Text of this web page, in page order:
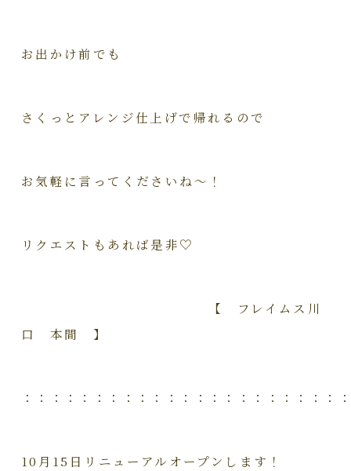
お出かけ前でも
さくっとアレンジ仕上げで帰れるので
お気軽に言ってくださいね～！
リクエストもあれば是非♡
【 フレイムス川
口 本間 】
：：：：：：：：：：：：：：：：：：：：：：
10月15日リニューアルオープンします！